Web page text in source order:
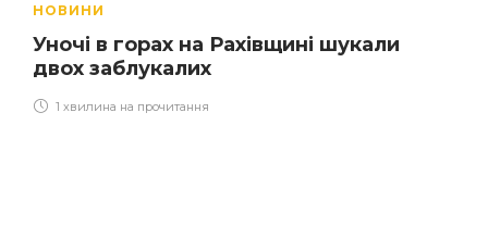
НОВИНИ
Уночі в горах на Рахівщині шукали
двох заблукалих
1 хвилина на прочитання